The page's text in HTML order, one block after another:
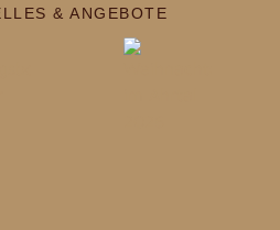
& ANGEBOTE